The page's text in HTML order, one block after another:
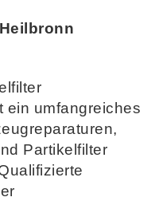
ein umfangreiches
Partikelfilter